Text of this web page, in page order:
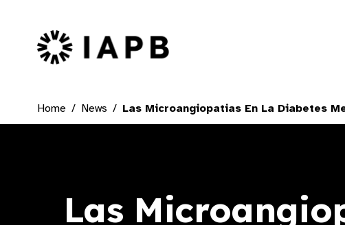
IAPB Home Page
Home News Las Microangiopatias En La Diabetes
Las